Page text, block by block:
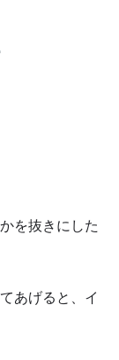
を抜きにした
あげると、イ